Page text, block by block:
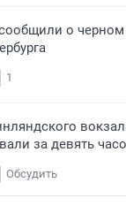
о
1
за девять
Обсудить